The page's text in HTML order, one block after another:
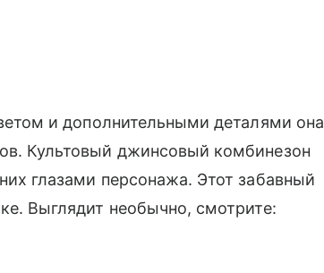
и дополнительными деталями она
Культовый джинсовый комбинезон
глазами персонажа. Этот забавный
Выглядит необычно, смотрите: